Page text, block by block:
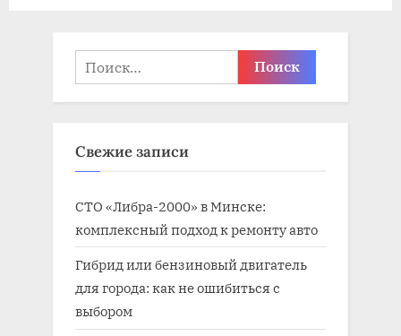
с
Найти:
Свежие записи
СТО «Либра-2000» в Минске:
комплексный подход к ремонту авто
Гибрид или бензиновый двигатель
для города: как не ошибиться с
выбором